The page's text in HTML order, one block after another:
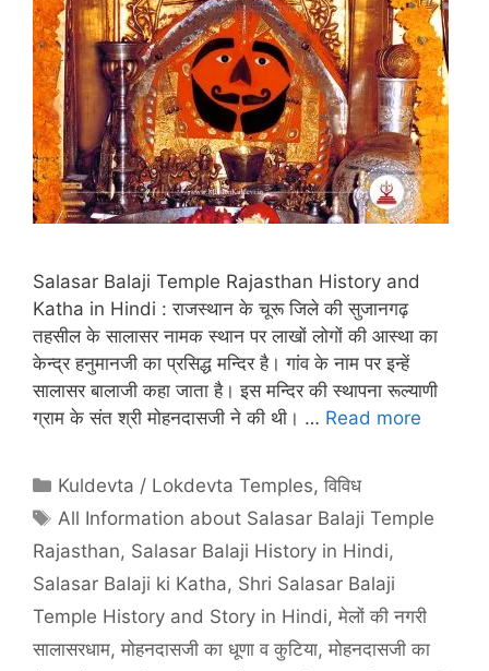
Salasar Balaji Temple Rajasthan History and
Katha in Hindi : राजस्थान के चूरू जिले की सुजानगढ़
तहसील के सालासर नामक स्थान पर लाखों लोगों की आस्था का
केन्द्र हनुमानजी का प्रसिद्ध मन्दिर है। गांव के नाम पर इन्हें
सालासर बालाजी कहा जाता है। इस मन्दिर की स्थापना रूल्याणी
ग्राम के संत श्री मोहनदासजी ने की थी। … Read more
Categories
Kuldevta / Lokdevta Temples,विविध
Tags
All Information about Salasar Balaji Temple
Rajasthan, Salasar Balaji History in Hindi,
Salasar Balaji ki Katha, Shri Salasar Balaji
Temple History and Story in Hindi, मेलों की नगरी
सालासरधाम, मोहनदासजी का धूणा व कुटिया, मोहनदासजी का